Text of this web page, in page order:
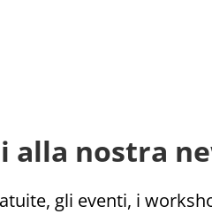
alla nostra
gli eventi, i